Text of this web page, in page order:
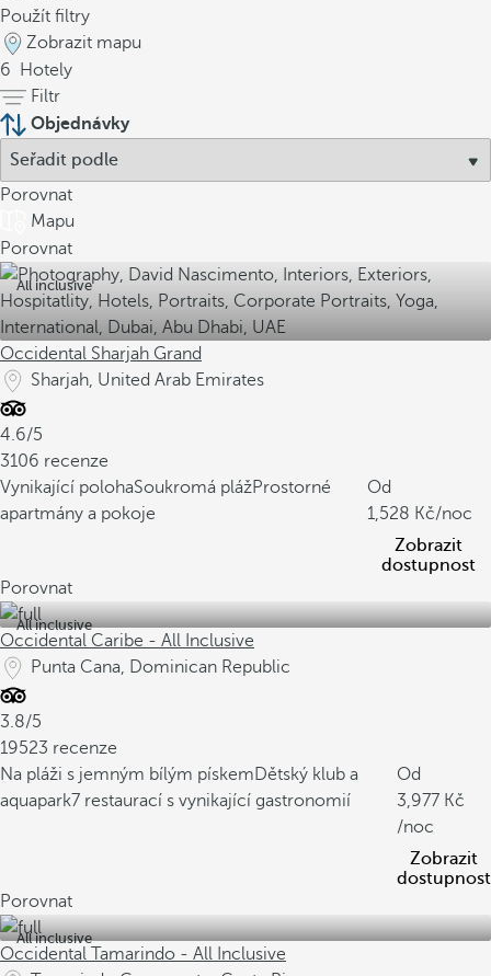
Použít filtry
Zobrazit mapu
6
Hotely
Filtr
Objednávky
Porovnat
Mapu
Porovnat
All inclusive
Occidental Sharjah Grand
Sharjah, United Arab Emirates
4.6/5
3106 recenze
Vynikající polohaSoukromá plážProstorné
apartmány a pokoje
Od
1,528
/noc
Zobrazit
dostupnost
Porovnat
All inclusive
Occidental Caribe - All Inclusive
Punta Cana, Dominican Republic
3.8/5
19523 recenze
Na pláži s jemným bílým pískemDětský klub a
aquapark7 restaurací s vynikající gastronomií
Od
3,977
/noc
Zobrazit
dostupnost
Porovnat
All inclusive
Occidental Tamarindo - All Inclusive